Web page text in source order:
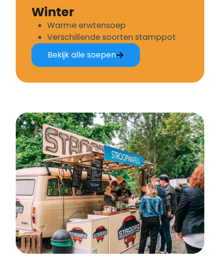
Winter
Warme erwtensoep
Verschillende soorten stamppot
Bekijk alle soepen